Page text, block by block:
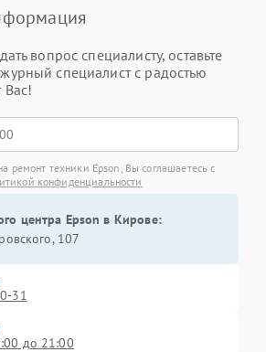
вопрос специалисту, оставьте
специалист с радостью
Вас!
ремонт техники Epson, Вы соглашаетесь с
конфиденциальности
центра Epson в Кирове:
107
31
до 21:00